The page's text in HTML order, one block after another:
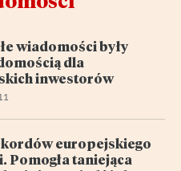
wiadomości były
dla
inwestorów
europejskiego
Pomogła taniejąca